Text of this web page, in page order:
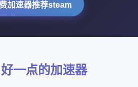
加速器推荐steam
一点的加速器